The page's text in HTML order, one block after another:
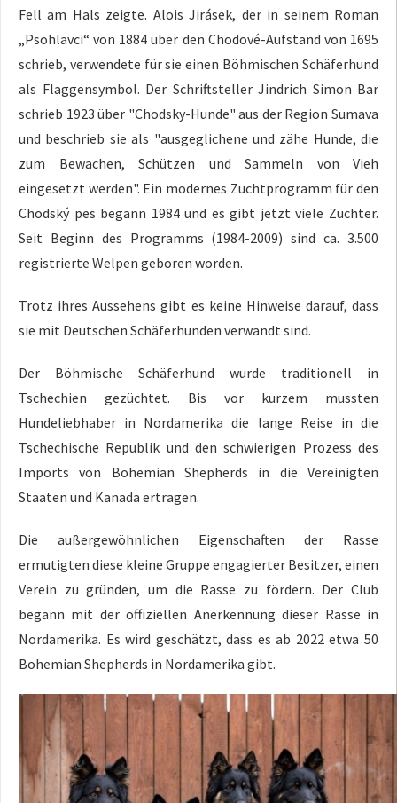
Fell am Hals zeigte. Alois Jirásek, der in seinem Roman
„Psohlavci“ von 1884 über den Chodové-Aufstand von 1695
schrieb, verwendete für sie einen Böhmischen Schäferhund
als Flaggensymbol. Der Schriftsteller Jindrich Simon Bar
schrieb 1923 über "Chodsky-Hunde" aus der Region Sumava
und beschrieb sie als "ausgeglichene und zähe Hunde, die
zum Bewachen, Schützen und Sammeln von Vieh
eingesetzt werden". Ein modernes Zuchtprogramm für den
Chodský pes begann 1984 und es gibt jetzt viele Züchter.
Seit Beginn des Programms (1984-2009) sind ca. 3.500
registrierte Welpen geboren worden.
Trotz ihres Aussehens gibt es keine Hinweise darauf, dass
sie mit Deutschen Schäferhunden verwandt sind.
Der Böhmische Schäferhund wurde traditionell in
Tschechien gezüchtet. Bis vor kurzem mussten
Hundeliebhaber in Nordamerika die lange Reise in die
Tschechische Republik und den schwierigen Prozess des
Imports von Bohemian Shepherds in die Vereinigten
Staaten und Kanada ertragen.
Die außergewöhnlichen Eigenschaften der Rasse
ermutigten diese kleine Gruppe engagierter Besitzer, einen
Verein zu gründen, um die Rasse zu fördern. Der Club
begann mit der offiziellen Anerkennung dieser Rasse in
Nordamerika. Es wird geschätzt, dass es ab 2022 etwa 50
Bohemian Shepherds in Nordamerika gibt.